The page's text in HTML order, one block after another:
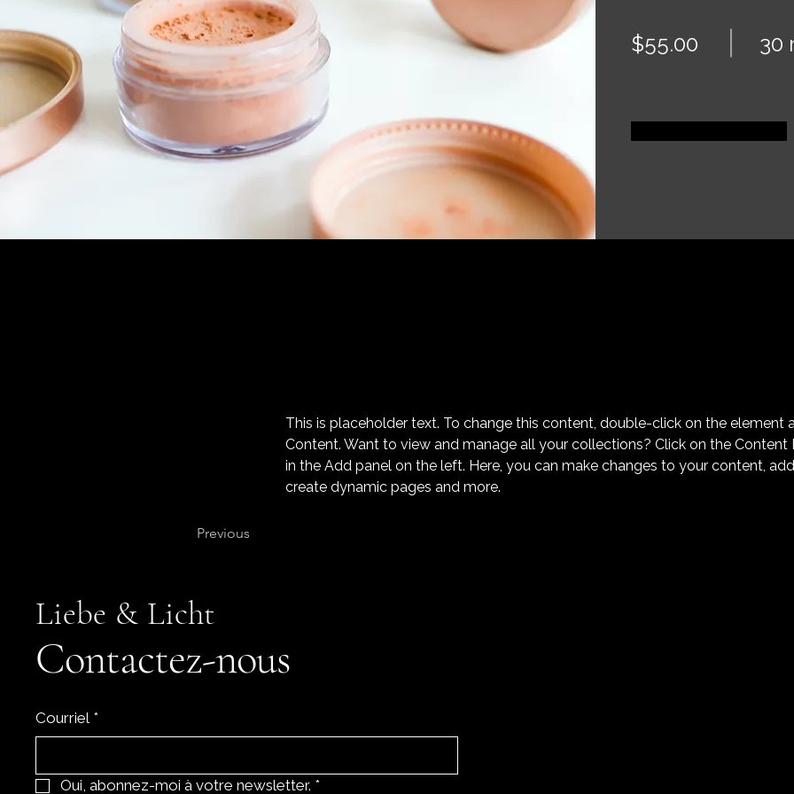
$55.00 30
This is placeholder text. To change this content, double-click on the element
Content. Want to view and manage all your collections? Click on the Content
in the Add panel on the left. Here, you can make changes to your content,
create dynamic pages and more.
Previous
Liebe & Licht
Contactez-nous
Courriel *
Oui, abonnez-moi à votre newsletter. *